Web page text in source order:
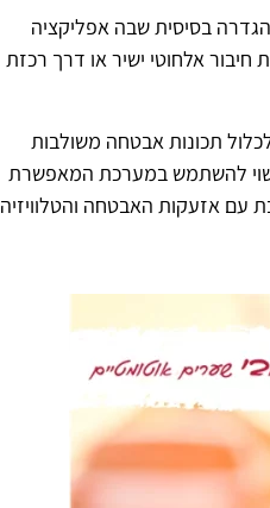
בסיסית שבה אפליקציה
אלחוטי ישיר או דרך רכזת
תכונות אבטחה משולבות
להשתמש במערכת המאפשרת
עם אזעקות האבטחה והטלוויזיה